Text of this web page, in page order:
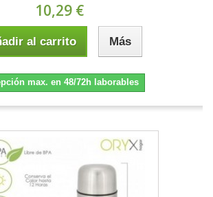
10,29 €
al carrito Más
max. en 48/72h laborables